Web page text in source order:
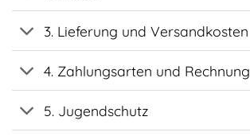
3. Lieferung und Versandkosten
4. Zahlungsarten und Rechnung
5. Jugendschutz